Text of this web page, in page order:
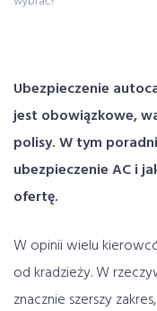
Ubezpieczenie
jest obowiązkowe,
polisy. W tym
ubezpieczenie AC i
ofertę.
W opinii wielu
od kradzieży. W
znacznie szerszy